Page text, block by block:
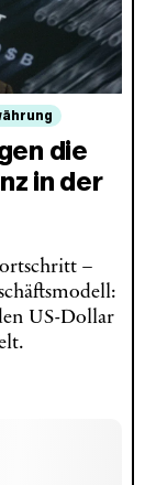
die
in der
–
US-Dollar